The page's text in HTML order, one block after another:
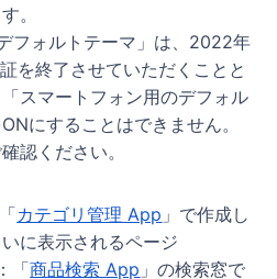
。
フォルトテーマ」は、2022年
を終了させていただくことと
スマートフォン用のデフォル
にすることはできません。
認ください。
カテゴリ管理 App 」で作成し
に表示されるページ
「商品検索 App 」の検索窓で